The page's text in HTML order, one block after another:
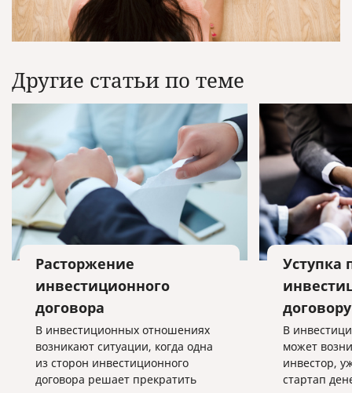
Другие статьи по теме
Расторжение
инвестиционного
договора
В инвестиционных отношениях
возникают ситуации, когда одна
из сторон инвестиционного
договора решает прекратить
Уступка
договору
В
может
инвестор,
стартап